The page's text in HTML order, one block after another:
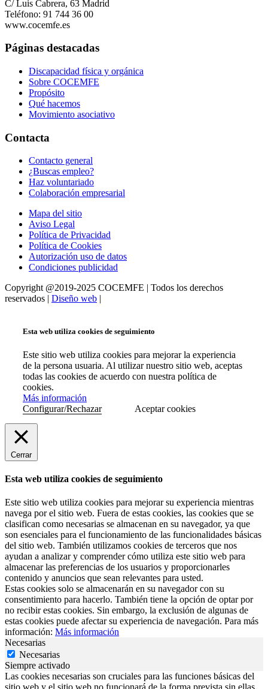
C/ Luis Cabrera, 63 Madrid
Teléfono: 91 744 36 00
www.cocemfe.es
Páginas destacadas
Discapacidad física y orgánica
Sobre COCEMFE
Propósito
Qué hacemos
Movimiento asociativo
Contacta
Contacto general
¿Buscas empleo?
Haz voluntariado
Colaboración empresarial
Mapa del sitio
Aviso Legal
Política de Privacidad
Política de Cookies
Autorización uso de datos
Condiciones publicidad
Copyright @2019-2025 COCEMFE | Todos los derechos
reservados | Diseño web |
Esta web utiliza cookies de seguimiento
Este sitio web utiliza cookies para mejorar la experiencia
de la persona usuaria. Al utilizar nuestro sitio web, aceptas
todas las cookies de acuerdo con nuestra política de
cookies.
Más información
Configurar/Rechazar
Aceptar cookies
Cerrar
Esta web utiliza cookies de seguimiento
Este sitio web utiliza cookies para mejorar su experiencia mientras
navega por el sitio web. Fuera de estas cookies, las cookies que se
clasifican como necesarias se almacenan en su navegador, ya que
son esenciales para el funcionamiento de las funcionalidades básicas
del sitio web. También utilizamos cookies de terceros que nos
ayudan a analizar y comprender cómo utiliza este sitio web para
almacenar las preferencias de los usuarios y proporcionarles
contenido y anuncios que sean relevantes para usted.
Estas cookies solo se almacenarán en su navegador con su
consentimiento para hacerlo. También tiene la opción de optar por
no recibir estas cookies. Sin embargo, la exclusión de algunas de
estas cookies puede afectar su experiencia de navegación. Para más
información: Más información
Necesarias
Necesarias
Siempre activado
Las cookies necesarias son cruciales para las funciones básicas del